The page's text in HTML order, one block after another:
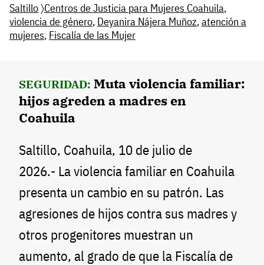
Saltillo〉Centros de Justicia para Mujeres Coahuila,
violencia de género, Deyanira Nájera Muñoz,atención a
mujeres, Fiscalía de las Mujer
SEGURIDAD: Muta violencia familiar:
hijos agreden a madres en
Coahuila
Saltillo, Coahuila, 10 de julio de
2026.- La violencia familiar en Coahuila
presenta un cambio en su patrón. Las
agresiones de hijos contra sus madres y
otros progenitores muestran un
aumento, al grado de que la Fiscalía de